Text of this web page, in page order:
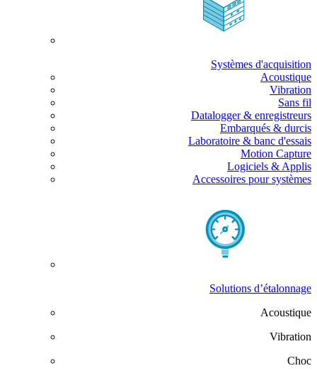
Systèmes d'acquisition
Acoustique
Vibration
Sans fil
Datalogger & enregistreurs
Embarqués & durcis
Laboratoire & banc d'essais
Motion Capture
Logiciels & Applis
Accessoires pour systèmes
Solutions d’étalonnage
Acoustique
Vibration
Choc